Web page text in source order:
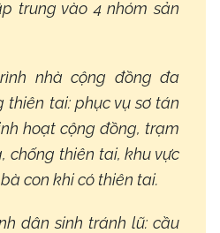
trung vào 4 nhóm sản
nhà cộng đồng đa
thiên tai: phục vụ sơ tán
hoạt cộng đồng, trạm
chống thiên tai, khu vực
con khi có thiên tai.
dân sinh tránh lũ: cầu